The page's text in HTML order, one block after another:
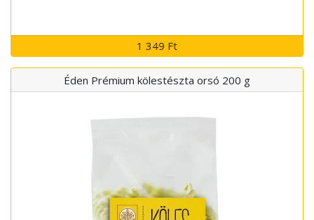
1 349 Ft
Éden Prémium kölestészta orsó 200 g